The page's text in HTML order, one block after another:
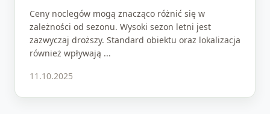
Ceny noclegów mogą znacząco różnić się w
zależności od sezonu. Wysoki sezon letni jest
zazwyczaj droższy. Standard obiektu oraz lokalizacja
również wpływają ...
11.10.2025